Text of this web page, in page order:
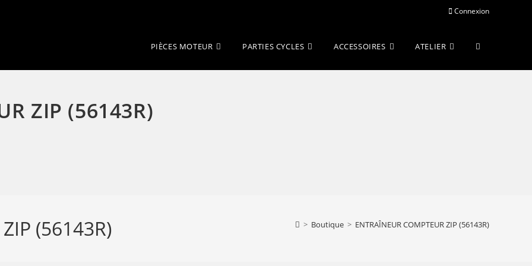
Connexion
PIÈCES MOTEUR PARTIES CYCLES ACCESSOIRES ATELIER Toggle
ZIP (56143R)
(56143R) > Boutique > ENTRAÎNEUR COMPTEUR ZIP (56143R)